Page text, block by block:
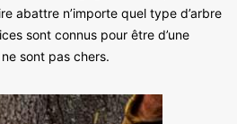
abattre n’importe quel type d’arbre
sont connus pour être d’une
sont pas chers.